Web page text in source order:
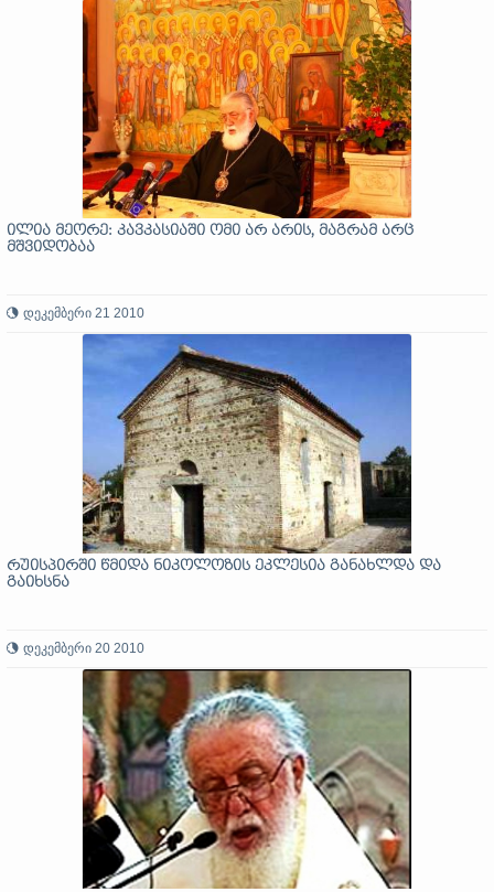
ილია მეორე: კავკასიაში ომი არ არის, მაგრამ არც
მშვიდობაა
დეკემბერი 21 2010
რუისპირში წმიდა ნიკოლოზის ეკლესია განახლდა და
გაიხსნა
დეკემბერი 20 2010